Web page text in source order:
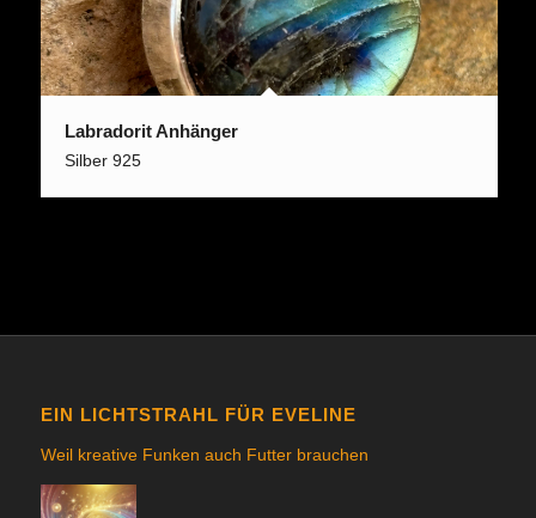
Labradorit Anhänger
Silber 925
EIN LICHTSTRAHL FÜR EVELINE
Weil kreative Funken auch Futter brauchen